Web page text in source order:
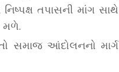
તપાસની માંગ સાથે
મળે.
સમાજ આંદોલનનો માર્ગ